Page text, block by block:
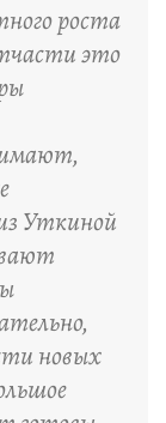
роста
это
Уткиной
новых